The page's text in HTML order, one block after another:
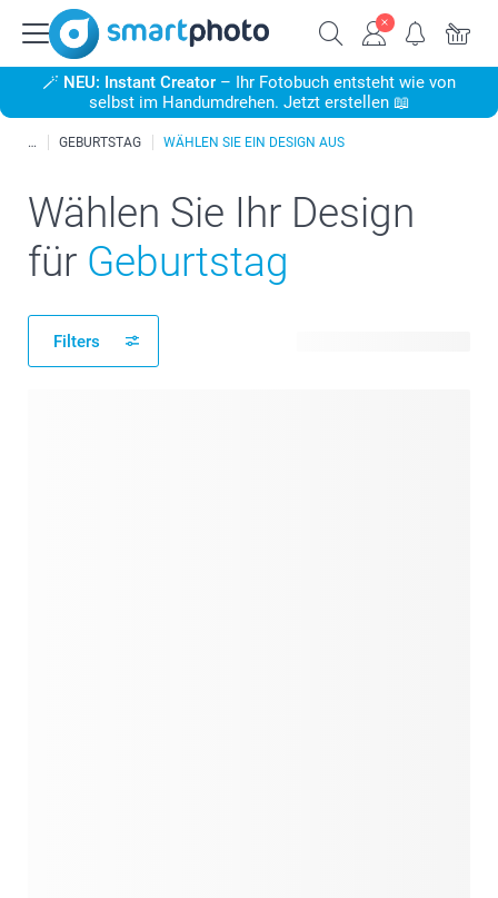
🪄 NEU: Instant Creator – Ihr Fotobuch entsteht wie von
selbst im Handumdrehen. Jetzt erstellen 📖
GEBURTSTAG WÄHLEN SIE EIN DESIGN AUS
Wählen Sie Ihr Design
für Geburtstag
Filters